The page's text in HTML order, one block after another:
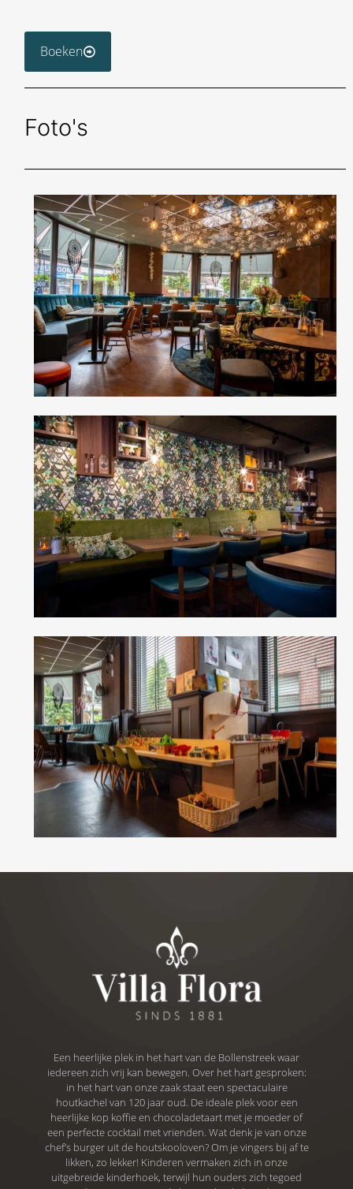
Boeken
Foto's
Een heerlijke plek in het hart van de Bollenstreek waar
iedereen zich vrij kan bewegen. Over het hart gesproken:
in het hart van onze zaak staat een spectaculaire
houtkachel van 120 jaar oud. De ideale plek voor een
heerlijke kop koffie en chocoladetaart met je moeder of
een perfecte cocktail met vrienden. Wat denk je van onze
chef’s burger uit de houtskooloven? Om je vingers bij af te
likken, zo lekker! Kinderen vermaken zich in onze
uitgebreide kinderhoek, terwijl hun ouders zich tegoed